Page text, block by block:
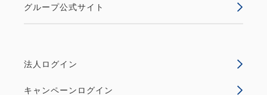
グループ公式サイト
法人ログイン
キャンペーンログイン